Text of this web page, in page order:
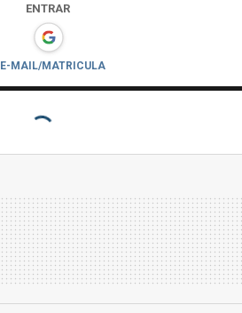
ENTRAR
E-MAIL/MATRICULA